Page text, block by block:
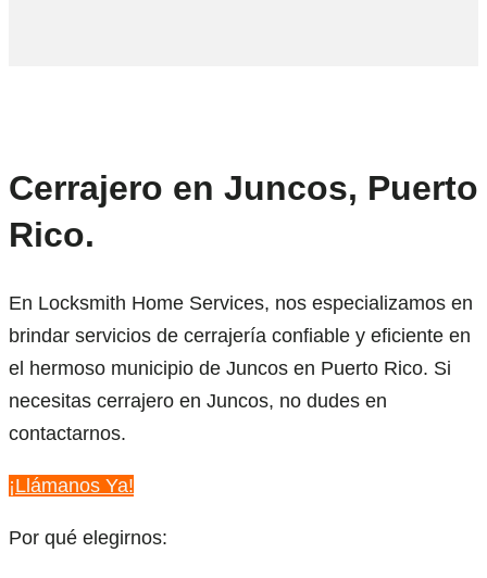
Cerrajero en Juncos, Puerto
Rico.
En Locksmith Home Services, nos especializamos en
brindar servicios de cerrajería confiable y eficiente en
el hermoso municipio de Juncos en Puerto Rico. Si
necesitas cerrajero en Juncos, no dudes en
contactarnos.
¡Llámanos Ya!
Por qué elegirnos: